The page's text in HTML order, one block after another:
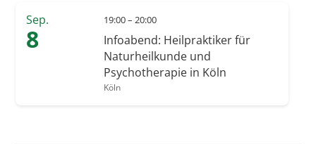
Sep.
8
19:00 – 20:00
Infoabend: Heilpraktiker für
Naturheilkunde und
Psychotherapie in Köln
Köln